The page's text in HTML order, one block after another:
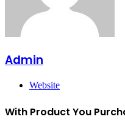
Admin
Website
With Product You